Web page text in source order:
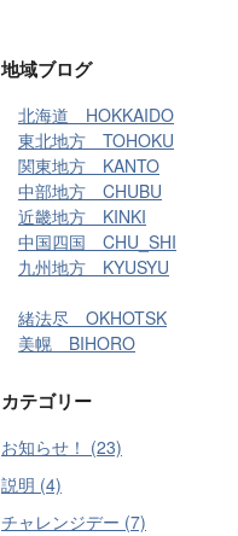
地域ブログ
北海道 HOKKAIDO
東北地方 TOHOKU
関東地方 KANTO
中部地方 CHUBU
近畿地方 KINKI
中国四国 CHU_SHI
九州地方 KYUSYU
緒法尽 OKHOTSK
美幌 BIHORO
カテゴリー
お知らせ！ (23)
説明 (4)
チャレンジデー (7)